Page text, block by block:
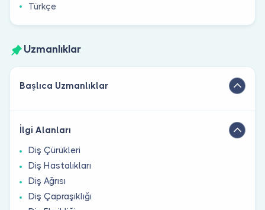
Türkçe
Uzmanlıklar
Başlıca Uzmanlıklar
İlgi Alanları
Diş Çürükleri
Diş Hastalıkları
Diş Ağrısı
Diş Çapraşıklığı